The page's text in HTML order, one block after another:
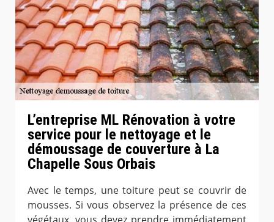
L’entreprise ML Rénovation à votre
service pour le nettoyage et le
démoussage de couverture à La
Chapelle Sous Orbais
Avec le temps, une toiture peut se couvrir de
mousses. Si vous observez la présence de ces